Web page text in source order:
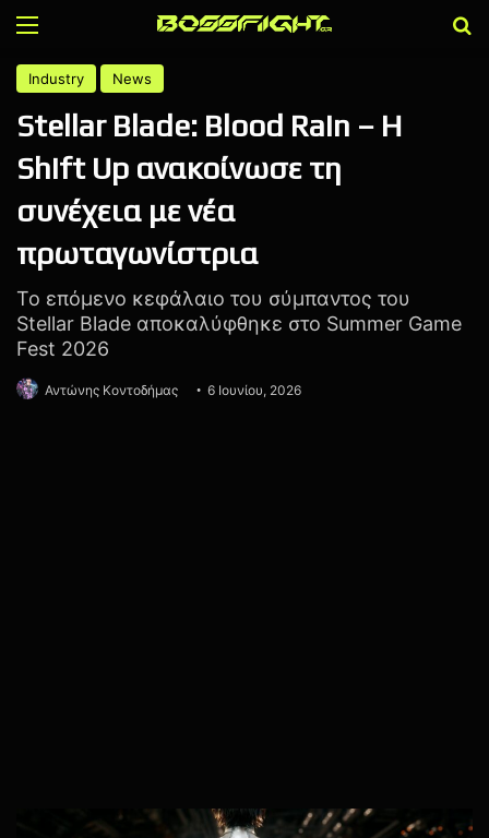
Menu
Industry News
Stellar Blade: Blood Rain – Η
Shift Up ανακοίνωσε τη
συνέχεια με νέα
πρωταγωνίστρια
Το επόμενο κεφάλαιο του σύμπαντος του
Stellar Blade αποκαλύφθηκε στο Summer Game
Fest 2026
Αντώνης Κοντοδήμας 6 Ιουνίου, 2026